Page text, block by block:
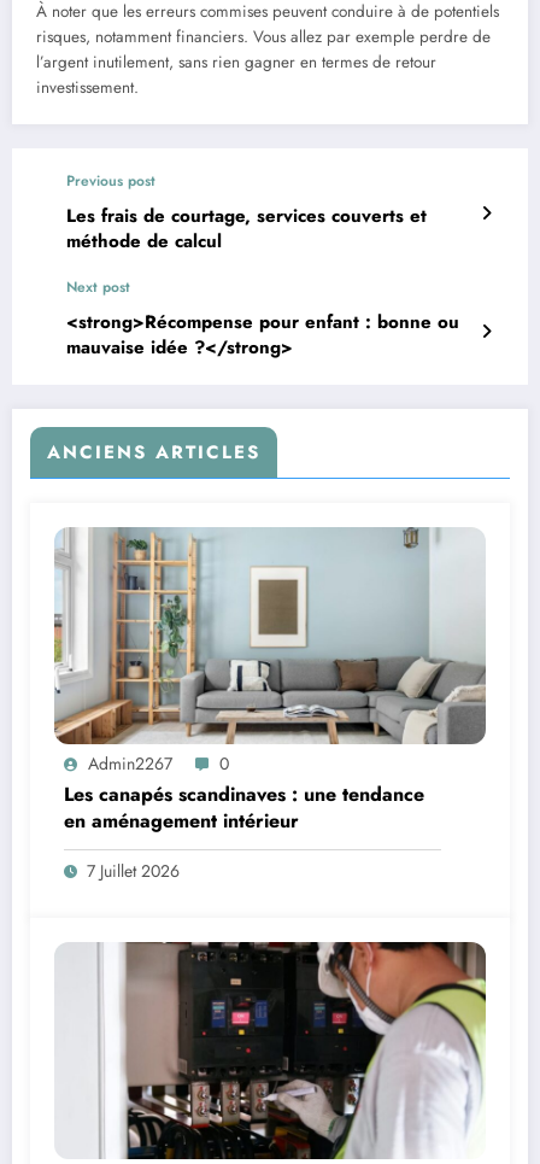
À noter que les erreurs commises peuvent conduire à de potentiels
risques, notamment financiers. Vous allez par exemple perdre de
l’argent inutilement, sans rien gagner en termes de retour
investissement.
Previous post
Les frais de courtage, services couverts et
méthode de calcul
Next post
<strong>Récompense pour enfant : bonne ou
mauvaise idée ?</strong>
ANCIENS ARTICLES
Admin2267 0
Les canapés scandinaves : une tendance
en aménagement intérieur
7 Juillet 2026